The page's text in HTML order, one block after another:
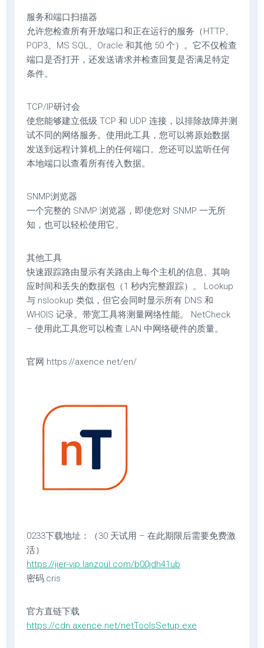
服务和端口扫描器
允许您检查所有开放端口和正在运行的服务（HTTP、
POP3、MS SQL、Oracle 和其他 50 个）。它不仅检查
端口是否打开，还发送请求并检查回复是否满足特定
条件。
TCP/IP研讨会
使您能够建立低级 TCP 和 UDP 连接，以排除故障并测
试不同的网络服务。使用此工具，您可以将原始数据
发送到远程计算机上的任何端口。您还可以监听任何
本地端口以查看所有传入数据。
SNMP浏览器
一个完整的 SNMP 浏览器，即使您对 SNMP 一无所
知，也可以轻松使用它。
其他工具
快速跟踪路由显示有关路由上每个主机的信息、其响
应时间和丢失的数据包（1 秒内完整跟踪）。 Lookup
与 nslookup 类似，但它会同时显示所有 DNS 和
WHOIS 记录。带宽工具将测量网络性能。 NetCheck
– 使用此工具您可以检查 LAN 中网络硬件的质量。
官网 https://axence.net/en/
0233下载地址：（30 天试用 – 在此期限后需要免费激
活）
https://jier-vip.lanzoul.com/b00jdh41ub
密码:cris
官方直链下载
https://cdn.axence.net/netToolsSetup.exe